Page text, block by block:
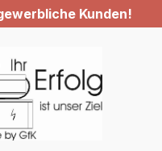
Kunden!